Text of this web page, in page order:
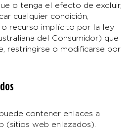
o tenga el efecto de excluir,
cualquier condición,
o recurso implícito por la ley
del Consumidor) que
restringirse o modificarse por
contener enlaces a
(sitios web enlazados).